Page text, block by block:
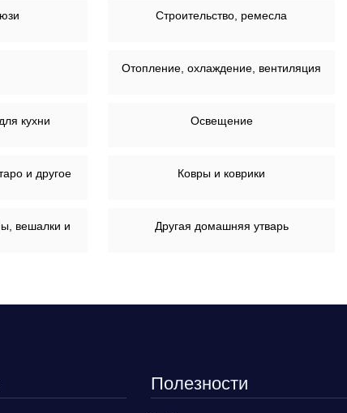
Строительство, ремесла
Отопление, охлаждение, вентиляция
кухни Освещение
и другое Ковры и коврики
вешалки и
Другая домашняя утварь
Полезности